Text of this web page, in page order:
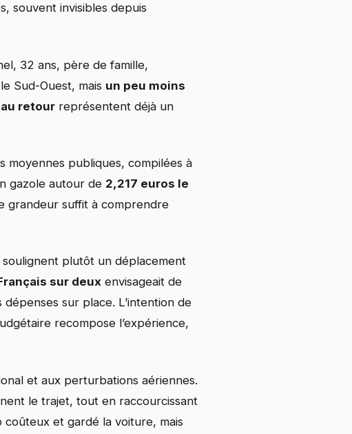
souvent invisibles depuis
32 ans, père de famille,
Sud-Ouest, mais un peu moins
retour représentent déjà un
moyennes publiques, compilées à
gazole autour de 2,217 euros le
grandeur suffit à comprendre
plutôt un déplacement
sur deux envisageait de
sur place. L’intention de
recompose l’expérience,
et aux perturbations aériennes.
le trajet, tout en raccourcissant
et gardé la voiture, mais